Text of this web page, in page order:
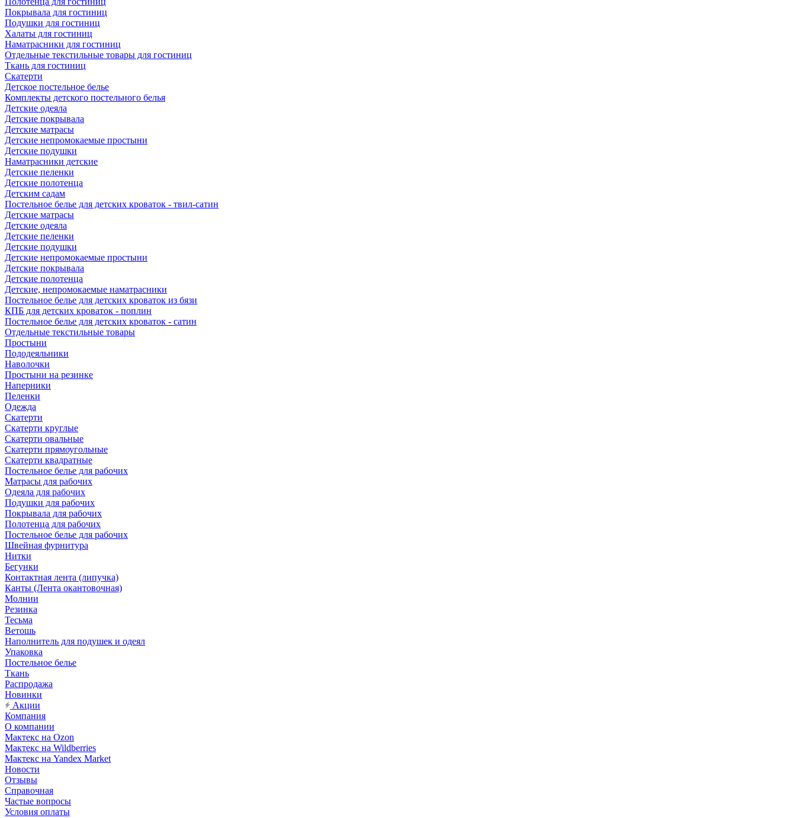
Покрывала для гостиниц
Подушки для гостиниц
Халаты для гостиниц
Наматрасники для гостиниц
Отдельные текстильные товары для гостиниц
Ткань для гостиниц
Скатерти
Детское постельное белье
Комплекты детского постельного белья
Детские одеяла
Детские покрывала
Детские матрасы
Детские непромокаемые простыни
Детские подушки
Наматрасники детские
Детские пеленки
Детские полотенца
Детским садам
Постельное белье для детских кроваток - твил-сатин
Детские матрасы
Детские одеяла
Детские пеленки
Детские подушки
Детские непромокаемые простыни
Детские покрывала
Детские полотенца
Детские, непромокаемые наматрасники
Постельное белье для детских кроваток из бязи
КПБ для детских кроваток - поплин
Постельное белье для детских кроваток - сатин
Отдельные текстильные товары
Простыни
Пододеяльники
Наволочки
Простыни на резинке
Наперники
Пеленки
Одежда
Скатерти
Скатерти круглые
Скатерти овальные
Скатерти прямоугольные
Скатерти квадратные
Постельное белье для рабочих
Матрасы для рабочих
Одеяла для рабочих
Подушки для рабочих
Покрывала для рабочих
Полотенца для рабочих
Постельное белье для рабочих
Швейная фурнитура
Нитки
Бегунки
Контактная лента (липучка)
Канты (Лента окантовочная)
Молнии
Резинка
Тесьма
Ветошь
Наполнитель для подушек и одеял
Упаковка
Постельное белье
Ткань
Распродажа
Новинки
Акции
Компания
О компании
Мактекс на Ozon
Мактекс на Wildberries
Мактекс на Yandex Market
Новости
Отзывы
Справочная
Частые вопросы
Условия оплаты